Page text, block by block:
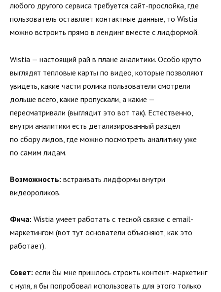
любого другого сервиса требуется сайт-прослойка, где
пользователь оставляет контактные данные, то Wistia
можно встроить прямо в лендинг вместе с лидформой.
Wistia — настоящий рай в плане аналитики. Особо круто
выглядят тепловые карты по видео, которые позволяют
увидеть, какие части ролика пользователи смотрели
дольше всего, какие пропускали, а какие —
пересматривали (выглядит это вот так). Естественно,
внутри аналитики есть детализированный раздел
по сбору лидов, где можно посмотреть аналитику уже
по самим лидам.
Возможность: встраивать лидформы внутри
видеороликов.
Фича: Wistia умеет работать с тесной связке с email-
маркетингом (вот тут основатели объясняют, как это
работает).
Совет: если бы мне пришлось строить контент-маркетинг
с нуля, я бы попробовал использовать для этого только